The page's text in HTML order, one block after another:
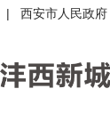
| 西安市人民政府